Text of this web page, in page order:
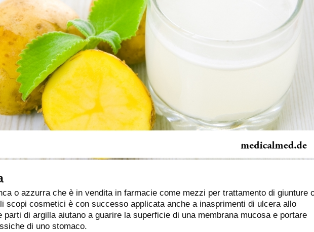
o azzurra che è in vendita in farmacie come mezzi per trattamento di giunture
scopi cosmetici è con successo applicata anche a inasprimenti di ulcera allo
parti di argilla aiutano a guarire la superficie di una membrana mucosa e portare
di uno stomaco.